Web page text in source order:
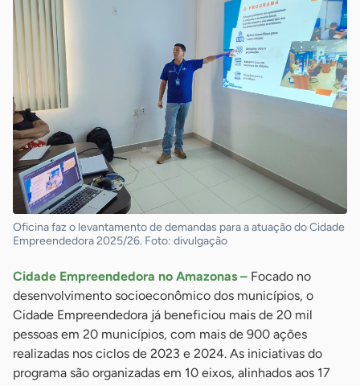
Oficina faz o levantamento de demandas para a atuação do Cidade
Empreendedora 2025/26. Foto: divulgação
Cidade Empreendedora no Amazonas – Focado no
desenvolvimento socioeconômico dos municípios, o
Cidade Empreendedora já beneficiou mais de 20 mil
pessoas em 20 municípios, com mais de 900 ações
realizadas nos ciclos de 2023 e 2024. As iniciativas do
programa são organizadas em 10 eixos, alinhados aos 17